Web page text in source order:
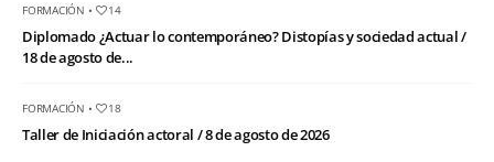
FORMACIÓN • 14
Diplomado ¿Actuar lo contemporáneo? Distopías y sociedad actual /
18 de agosto de...
FORMACIÓN • 18
Taller de Iniciación actoral / 8 de agosto de 2026